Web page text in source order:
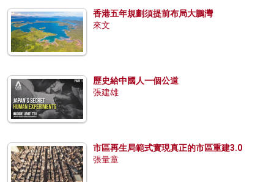
香港五年規劃須提前布局大鵬灣
來文
歷史給中國人一個公道
張建雄
市區再生局範式實現真正的市區重建3.0
張量童